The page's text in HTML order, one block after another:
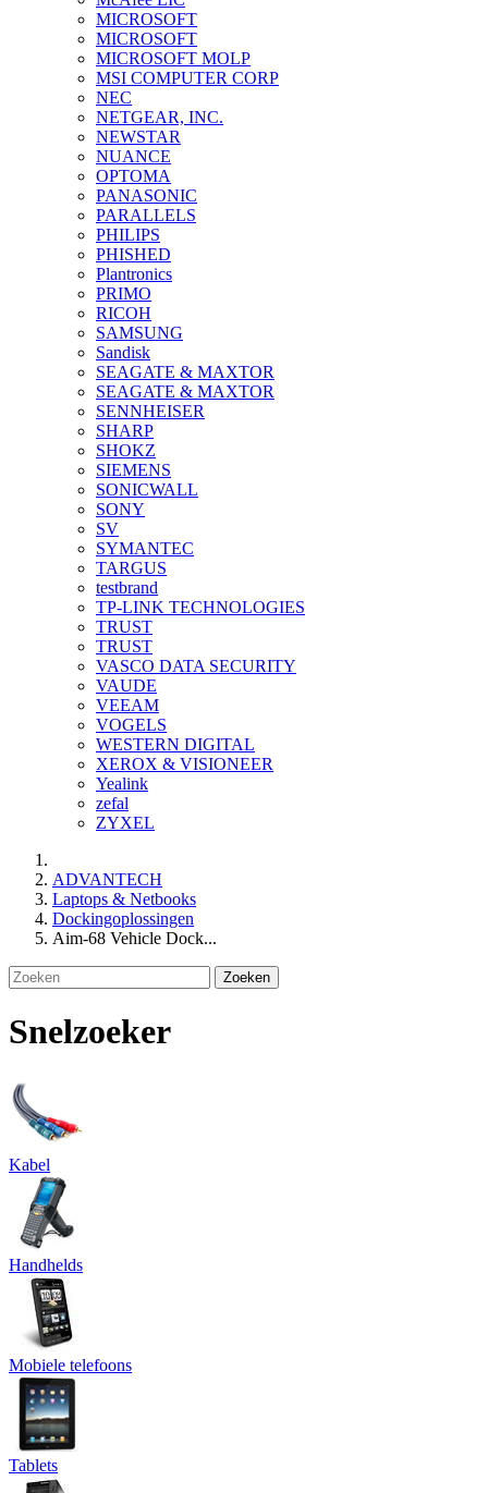
MICROSOFT
MICROSOFT
MICROSOFT MOLP
MSI COMPUTER CORP
NEC
NETGEAR, INC.
NEWSTAR
NUANCE
OPTOMA
PANASONIC
PARALLELS
PHILIPS
PHISHED
Plantronics
PRIMO
RICOH
SAMSUNG
Sandisk
SEAGATE & MAXTOR
SEAGATE & MAXTOR
SENNHEISER
SHARP
SHOKZ
SIEMENS
SONICWALL
SONY
SV
SYMANTEC
TARGUS
testbrand
TP-LINK TECHNOLOGIES
TRUST
TRUST
VASCO DATA SECURITY
VAUDE
VEEAM
VOGELS
WESTERN DIGITAL
XEROX & VISIONEER
Yealink
zefal
ZYXEL
ADVANTECH
Laptops & Netbooks
Dockingoplossingen
Aim-68 Vehicle Dock...
Zoeken
Snelzoeker
Kabel
Handhelds
Mobiele telefoons
Tablets